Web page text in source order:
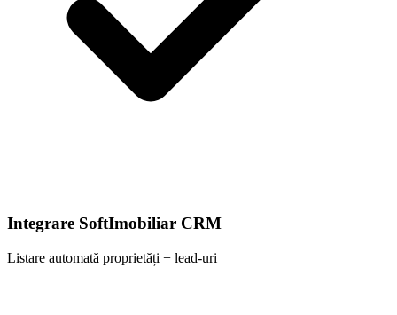
Integrare SoftImobiliar CRM
Listare automată proprietăți + lead-uri